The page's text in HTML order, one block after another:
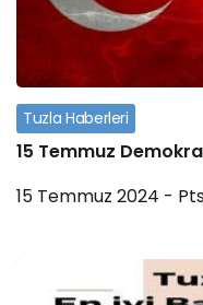
Tuzla Haberleri
15 Temmuz
15 Temmuz 2024 -